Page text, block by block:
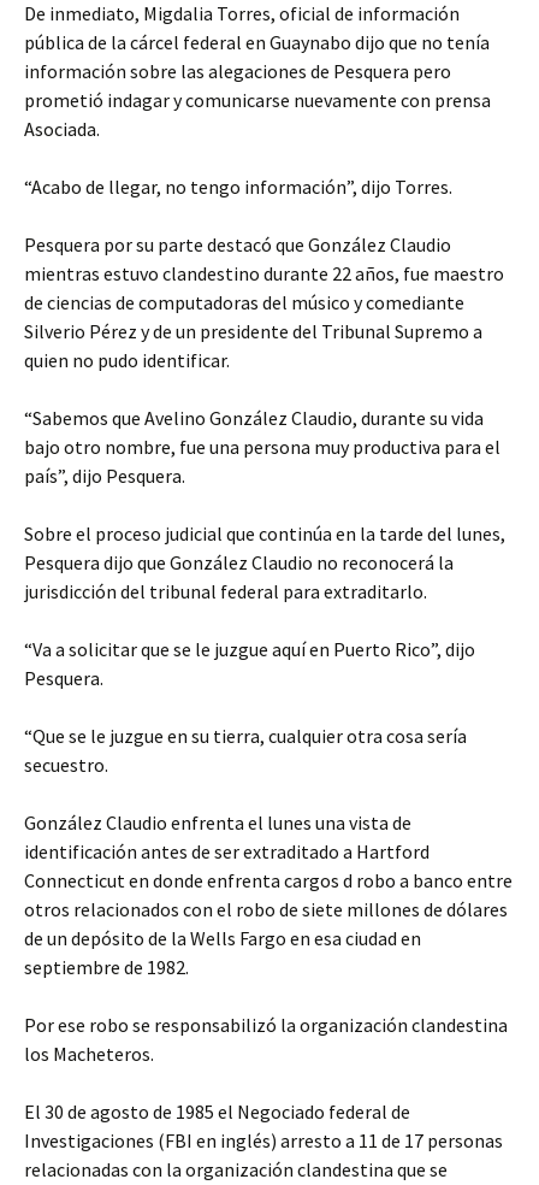
De inmediato, Migdalia Torres, oficial de información
pública de la cárcel federal en Guaynabo dijo que no tenía
información sobre las alegaciones de Pesquera pero
prometió indagar y comunicarse nuevamente con prensa
Asociada.
“Acabo de llegar, no tengo información”, dijo Torres.
Pesquera por su parte destacó que González Claudio
mientras estuvo clandestino durante 22 años, fue maestro
de ciencias de computadoras del músico y comediante
Silverio Pérez y de un presidente del Tribunal Supremo a
quien no pudo identificar.
“Sabemos que Avelino González Claudio, durante su vida
bajo otro nombre, fue una persona muy productiva para el
país”, dijo Pesquera.
Sobre el proceso judicial que continúa en la tarde del lunes,
Pesquera dijo que González Claudio no reconocerá la
jurisdicción del tribunal federal para extraditarlo.
“Va a solicitar que se le juzgue aquí en Puerto Rico”, dijo
Pesquera.
“Que se le juzgue en su tierra, cualquier otra cosa sería
secuestro.
González Claudio enfrenta el lunes una vista de
identificación antes de ser extraditado a Hartford
Connecticut en donde enfrenta cargos d robo a banco entre
otros relacionados con el robo de siete millones de dólares
de un depósito de la Wells Fargo en esa ciudad en
septiembre de 1982.
Por ese robo se responsabilizó la organización clandestina
los Macheteros.
El 30 de agosto de 1985 el Negociado federal de
Investigaciones (FBI en inglés) arresto a 11 de 17 personas
relacionadas con la organización clandestina que se